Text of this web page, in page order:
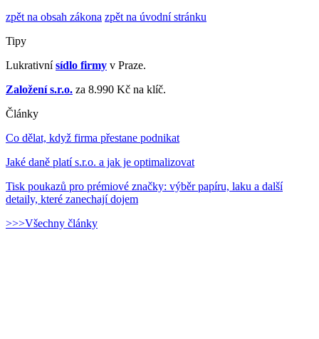
zpět na obsah zákona zpět na úvodní stránku
Tipy
Lukrativnísídlo firmy v Praze.
Založení s.r.o. za 8.990 Kč na klíč.
Články
Co dělat, když firma přestane podnikat
Jaké daně platí s.r.o. a jak je optimalizovat
Tisk poukazů pro prémiové značky: výběr papíru, laku a další
detaily, které zanechají dojem
>>>Všechny články